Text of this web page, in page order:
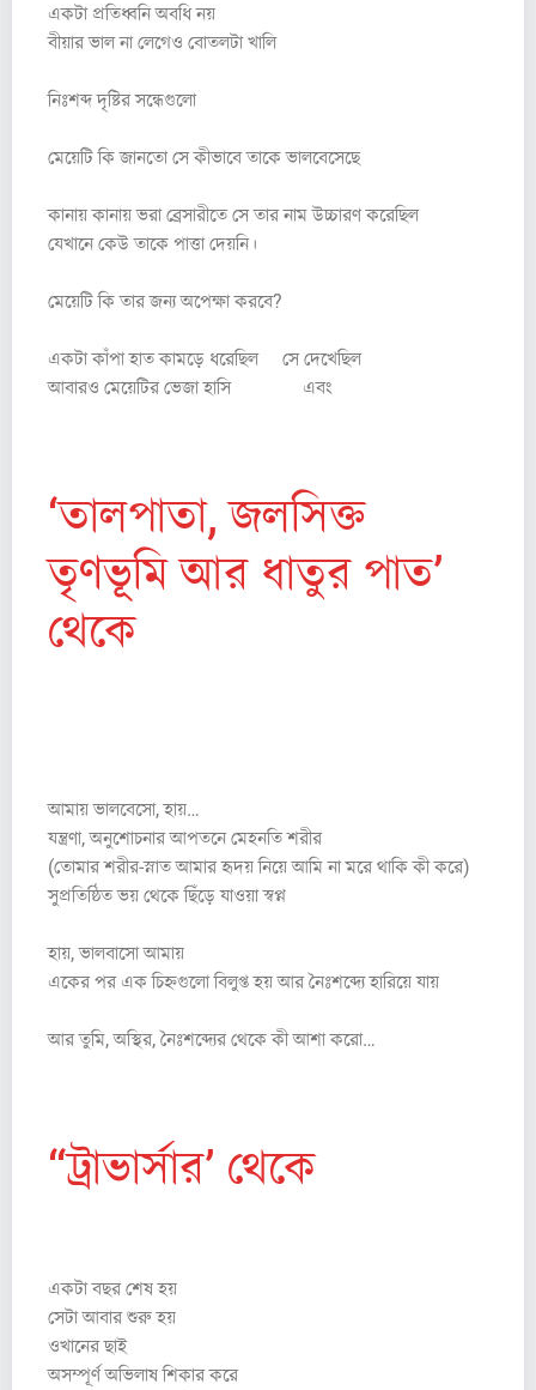
একটা প্রতিধ্বনি অবধি নয়
বীয়ার ভাল না লেগেও বোতলটা খালি
নিঃশব্দ দৃষ্টির সন্ধেগুলো
মেয়েটি কি জানতো সে কীভাবে তাকে ভালবেসেছে
কানায় কানায় ভরা ব্রেসারীতে সে তার নাম উচ্চারণ করেছিল
যেখানে কেউ তাকে পাত্তা দেয়নি।
মেয়েটি কি তার জন্য অপেক্ষা করবে?
একটা কাঁপা হাত কামড়ে ধরেছিল সে দেখেছিল
আবারও মেয়েটির ভেজা হাসি এবং
‘তালপাতা, জলসিক্ত
তৃণভূমি আর ধাতুর পাত’
থেকে
আমায় ভালবেসো, হায়…
যন্ত্রণা, অনুশোচনার আপতনে মেহনতি শরীর
(তোমার শরীর-স্নাত আমার হৃদয় নিয়ে আমি না মরে থাকি কী করে)
সুপ্রতিষ্ঠিত ভয় থেকে ছিঁড়ে যাওয়া স্বপ্ন
হায়, ভালবাসো আমায়
একের পর এক চিহ্নগুলো বিলুপ্ত হয় আর নৈঃশব্দ্যে হারিয়ে যায়
আর তুমি, অস্থির, নৈঃশব্দ্যের থেকে কী আশা করো…
‘‘ট্রাভার্সার’ থেকে
একটা বছর শেষ হয়
সেটা আবার শুরু হয়
ওখানের ছাই
অসম্পূর্ণ অভিলাষ শিকার করে